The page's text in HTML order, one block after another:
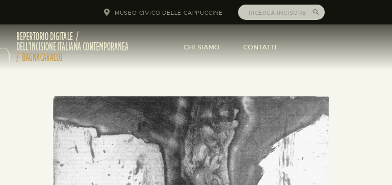
MUSEO CIVICO DELLE CAPPUCCINE
CHI SIAMO CONTATTI